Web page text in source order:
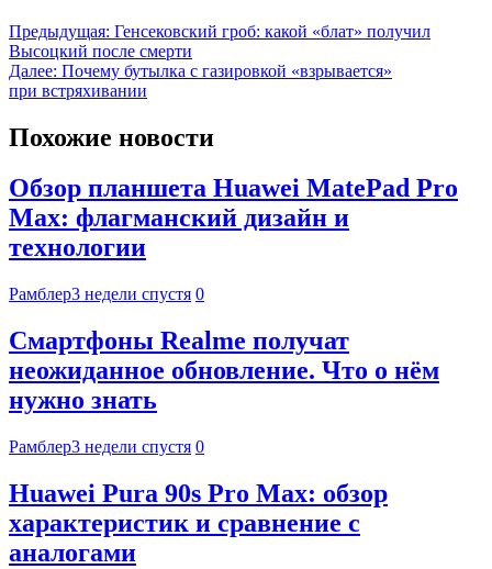
Предыдущая: Генсековский гроб: какой «блат» получил
Высоцкий после смерти
Далее: Почему бутылка с газировкой «взрывается»
при встряхивании
Похожие новости
Обзор планшета Huawei MatePad Pro
Max: флагманский дизайн и
технологии
Рамблер3 недели спустя 0
Смартфоны Realme получат
неожиданное обновление. Что о нём
нужно знать
Рамблер3 недели спустя 0
Huawei Pura 90s Pro Max: обзор
характеристик и сравнение с
аналогами